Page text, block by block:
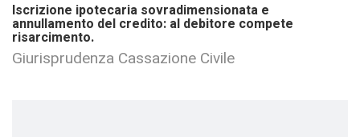
Iscrizione ipotecaria sovradimensionata e
annullamento del credito: al debitore compete
risarcimento.
Giurisprudenza Cassazione Civile